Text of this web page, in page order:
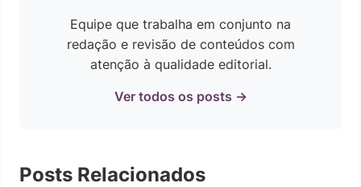
Equipe que trabalha em conjunto na
redação e revisão de conteúdos com
atenção à qualidade editorial.
Ver todos os posts →
Posts Relacionados